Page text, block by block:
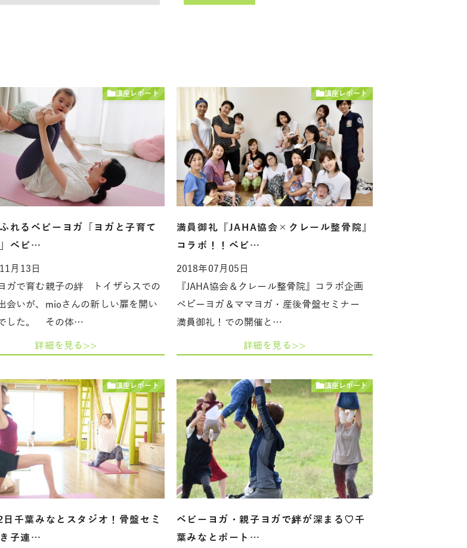
講座レポート
れるベビーヨガ「ヨガと子育て
ベビ…
月13日
ガで育む親子の絆 トイザらスでの
会いが、mioさんの新しい扉を開い
した。 その体…
詳細を見る>>
講座レポート
満員御礼『JAHA協会×クレール整骨院』
コラボ！！ベビ…
2018年07月05日
『JAHA協会＆クレール整骨院』コラボ企画
ベビーヨガ＆ママヨガ・産後骨盤セミナー
満員御礼！での開催と…
詳細を見る>>
講座レポート
千葉みなとスタジオ！骨盤セミ
子連…
講座レポート
ベビーヨガ・親子ヨガで絆が深まる♡千
葉みなとポート…